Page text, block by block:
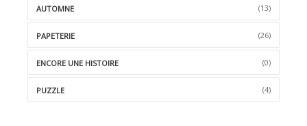
AUTOMNE (13)
PAPETERIE (26)
ENCORE UNE HISTOIRE (0)
PUZZLE (4)